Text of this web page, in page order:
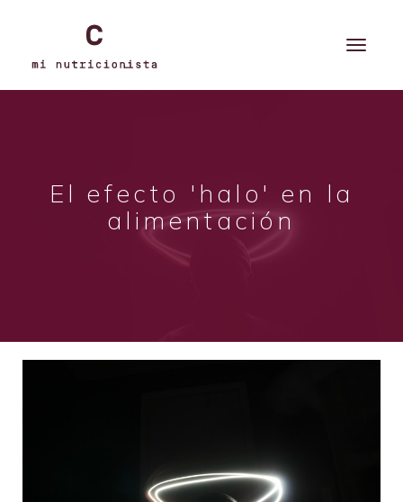
El efecto 'halo' en la
alimentación